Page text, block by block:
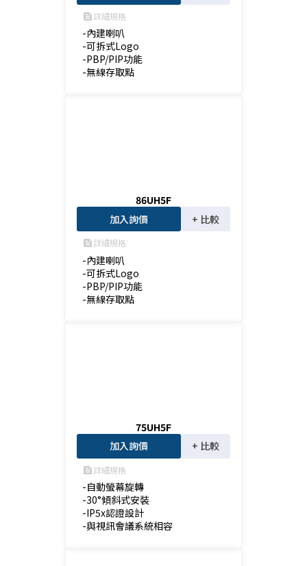
feed詳細規格
-內建喇叭
-可拆式Logo
-PBP/PIP功能
-無線存取點
86UH5F
加入詢價
+ 比較
feed詳細規格
-內建喇叭
-可拆式Logo
-PBP/PIP功能
-無線存取點
75UH5F
加入詢價
+ 比較
feed詳細規格
-自動螢幕旋轉
-30°傾斜式安裝
-IP5x認證設計
-與視訊會議系統相容